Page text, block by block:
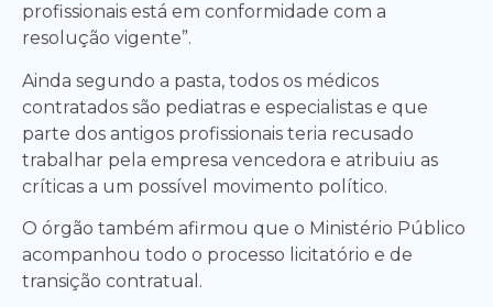
profissionais está em conformidade com a
resolução vigente”.
Ainda segundo a pasta, todos os médicos
contratados são pediatras e especialistas e que
parte dos antigos profissionais teria recusado
trabalhar pela empresa vencedora e atribuiu as
críticas a um possível movimento político.
O órgão também afirmou que o Ministério Público
acompanhou todo o processo licitatório e de
transição contratual.